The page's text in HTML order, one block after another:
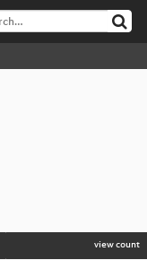
view count